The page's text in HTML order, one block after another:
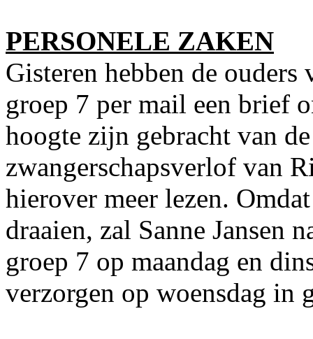
PERSONELE ZAKEN
Gisteren hebben de
groep 7 per mail een brief
hoogte zijn gebracht van
zwangerschapsverlof van
hierover meer lezen.
draaien, zal Sanne Jansen
groep 7 op maandag en
verzorgen op woensdag in